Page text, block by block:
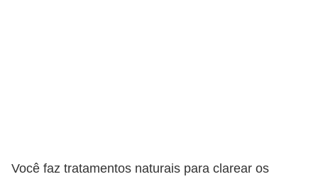
Você faz tratamentos naturais para clarear os